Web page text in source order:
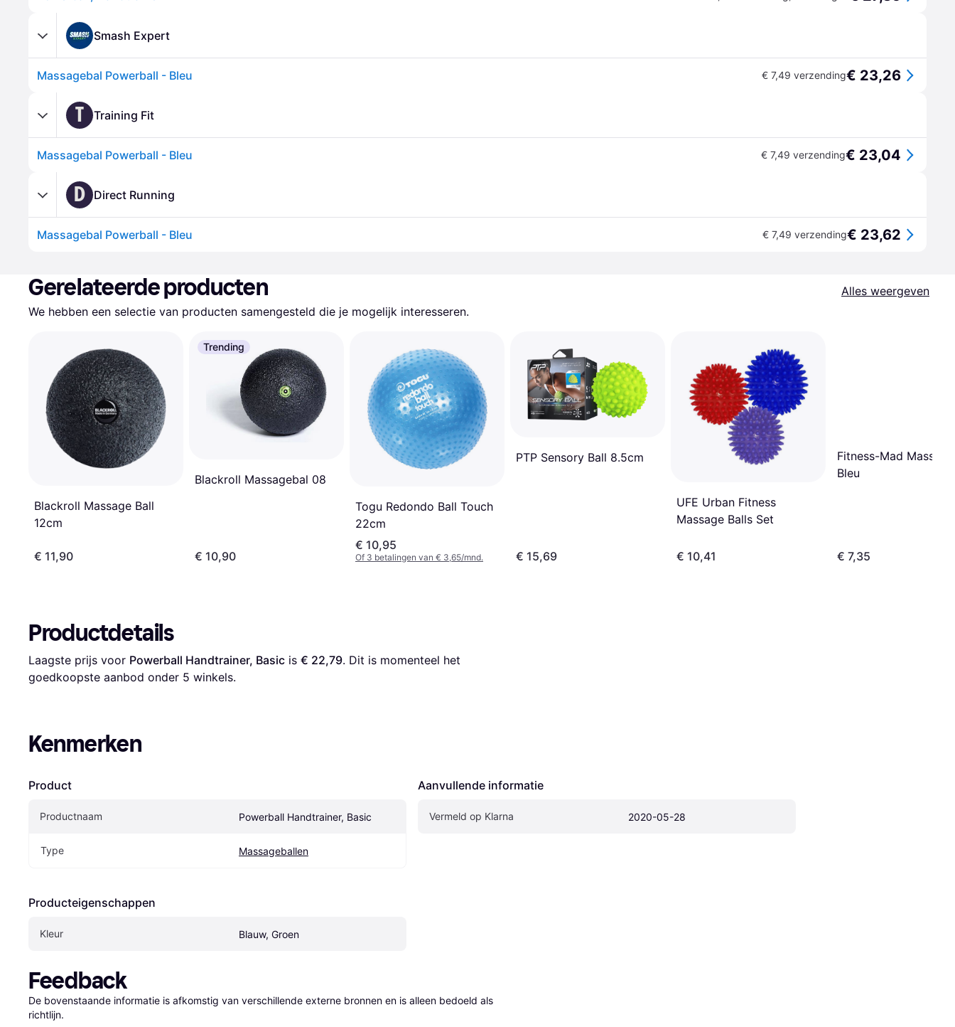
Smash Expert
Massagebal Powerball - Bleu € 7,49 verzending€ 23,26
T Training Fit
Massagebal Powerball - Bleu € 7,49 verzending€ 23,04
D Direct Running
Massagebal Powerball - Bleu € 7,49 verzending€ 23,62
Gerelateerde producten
Alles weergeven
We hebben een selectie van producten samengesteld die je mogelijk interesseren.
Blackroll Massage Ball
12cm
€ 11,90
Trending
Blackroll Massagebal 08
€ 10,90
Togu Redondo Ball Touch
22cm
€ 10,95
Of 3 betalingen van € 3,65/mnd.
PTP Sensory Ball 8.5cm
€ 15,69
UFE Urban Fitness
Massage Balls Set
€ 10,41
Fitness-Mad
Bleu
€ 7,35
Productdetails
Laagste prijs voor Powerball Handtrainer, Basic is € 22,79. Dit is momenteel het
goedkoopste aanbod onder 5 winkels.
Kenmerken
Product
Productnaam Powerball Handtrainer, Basic
Type Massageballen
Producteigenschappen
Kleur Blauw, Groen
Aanvullende informatie
Vermeld op Klarna 2020-05-28
Feedback
De bovenstaande informatie is afkomstig van verschillende externe bronnen en is alleen bedoeld als
richtlijn.